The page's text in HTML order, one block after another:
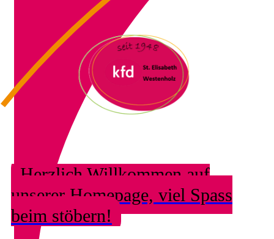
Herzlich Willkommen auf
unserer Homepage, viel Spass
beim stöbern!